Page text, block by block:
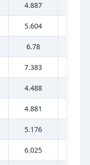
4.887
5.604
6.78
7.383
4.488
4.881
5.176
6.025